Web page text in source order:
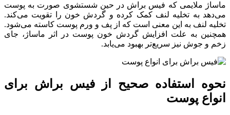
ماساژ ملایمی که فیس براش در حین شستشوی صورت به پوست
می‌دهد به تخلیه لنف کمک کرده و گردش خون را تقویت می‌کند.
تخلیه لنف به این معنی است که از پف و ورم پوست کاسته می‌شود.
همچنین به علت افزایش گردش خون پوست در اثر ماساژ، جای
زخم و جوش نیز سریع‌تر بهبود می‌یابد.
نحوه استفاده صحیح از فیس براش برای
انواع پوست